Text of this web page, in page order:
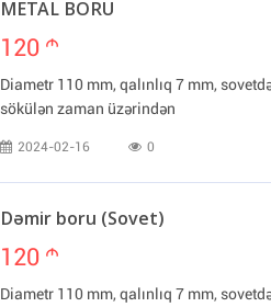
METAL BORU
120 m
Diametr 110 mm, qalınlıq 7 mm,
sökülən zaman üzərindən
2024-02-16 0
Dəmir boru (Sovet)
120 m
Diametr 110 mm, qalınlıq 7 mm,